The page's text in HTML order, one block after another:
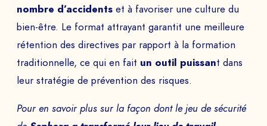
nombre d’accidents et à favoriser une culture du
bien-être. Le format attrayant garantit une meilleure
rétention des directives par rapport à la formation
traditionnelle, ce qui en fait un outil puissant dans
leur stratégie de prévention des risques.
Pour en savoir plus sur la façon dont le jeu de sécurité